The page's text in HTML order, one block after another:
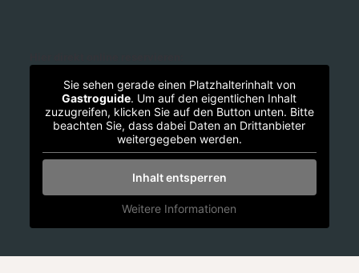
Sie sehen gerade einen Platzhalterinhalt von
Gastroguide. Um auf den eigentlichen Inhalt
zuzugreifen, klicken Sie auf den Button unten. Bitte
beachten Sie, dass dabei Daten an Drittanbieter
weitergegeben werden.
Inhalt entsperren
Weitere Informationen